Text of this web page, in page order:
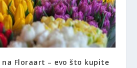
na Floraart – evo što kupite